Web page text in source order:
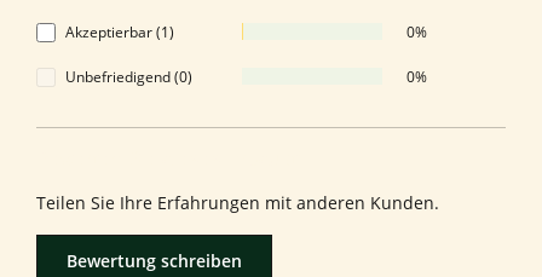
Akzeptierbar (1) 0%
Unbefriedigend (0) 0%
Teilen Sie Ihre Erfahrungen mit anderen Kunden.
Bewertung schreiben